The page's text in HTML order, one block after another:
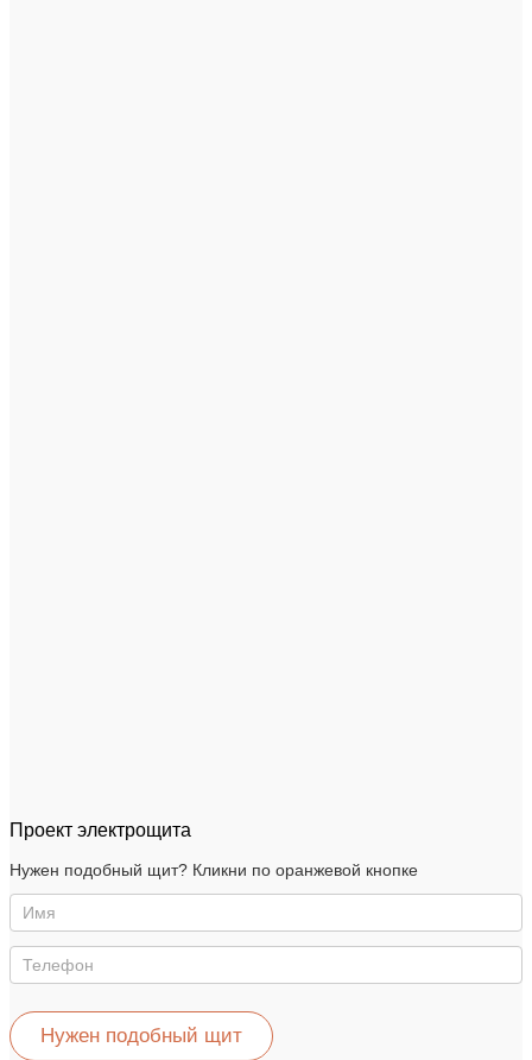
Проект электрощита
Нужен
такой
же
щит
Нужен подобный щит? Кликни по оранжевой кнопке
Нужен подобный щит